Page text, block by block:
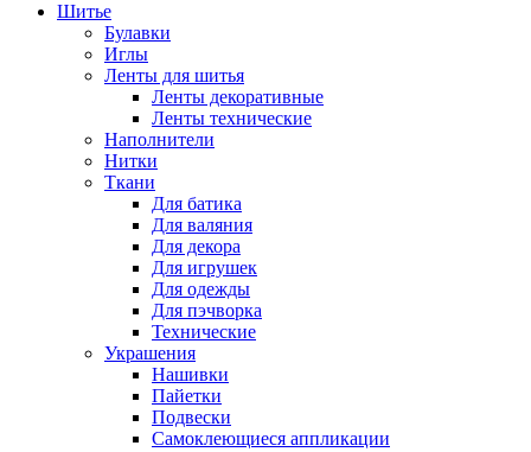
Шитье
Булавки
Иглы
Ленты для шитья
Ленты декоративные
Ленты технические
Наполнители
Нитки
Ткани
Для батика
Для валяния
Для декора
Для игрушек
Для одежды
Для пэчворка
Технические
Украшения
Нашивки
Пайетки
Подвески
Самоклеющиеся аппликации